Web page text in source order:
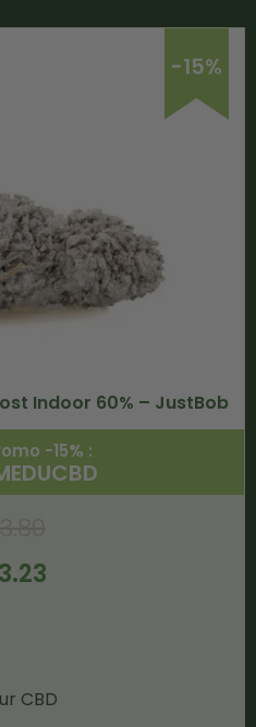
-15%
Indoor 60% – JustBob
-15% :
3.23
CBD